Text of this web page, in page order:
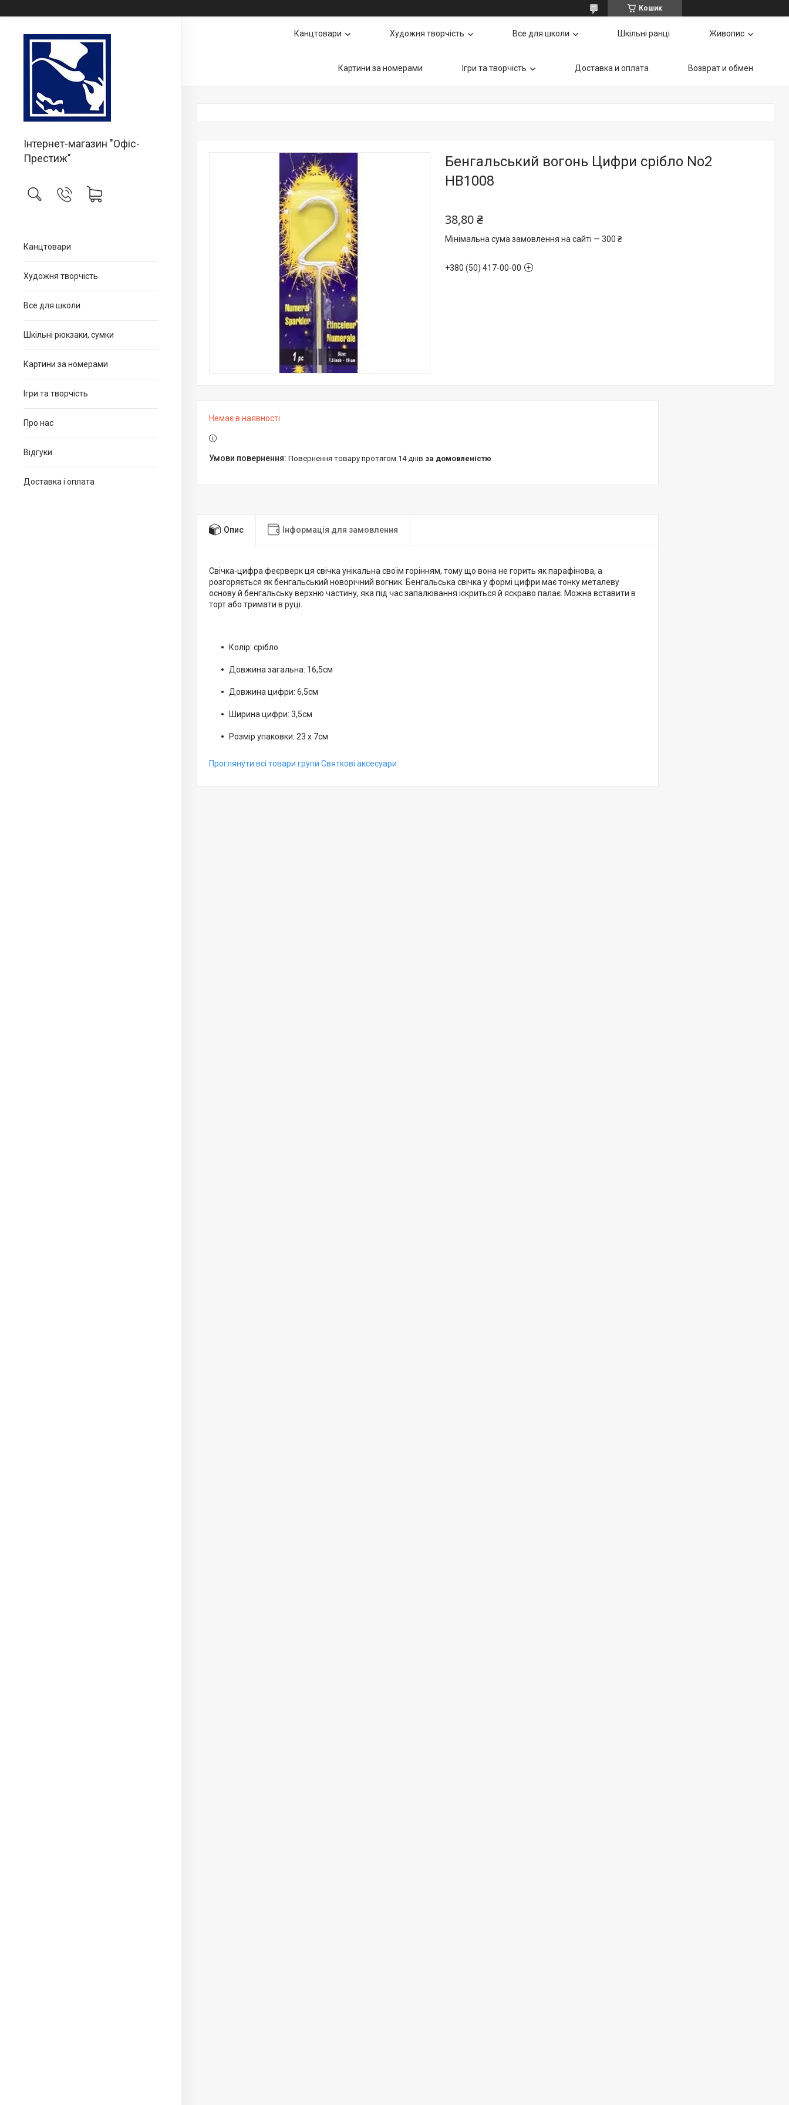
Кошик
Інтернет-магазин "Офіс-
Престиж"
Канцтовари
Художня творчість
Все для школи
Шкільні рюкзаки, сумки
Картини за номерами
Ігри та творчість
Про нас
Відгуки
Доставка і оплата
Канцтовари Художня творчість Все для школи Шкільні ранці Живопис
Картини за номерами Ігри та творчість Доставка и оплата Возврат и обмен
Бенгальський вогонь Цифри срібло No2
HB1008
38,80 ₴
Мінімальна сума замовлення на сайті — 300 ₴
+380 (50) 417-00-00
Немає в наявності
повернення товару протягом 14 днів за домовленістю
Опис Інформація для замовлення
Свічка-цифра феєрверк ця свічка унікальна своїм горінням, тому що вона не горить як парафінова, а
розгоряється як бенгальський новорічний вогник. Бенгальська свічка у формі цифри має тонку металеву
основу й бенгальську верхню частину, яка під час запалювання іскриться й яскраво палає. Можна вставити в
торт або тримати в руці.
Колір: срібло
Довжина загальна: 16,5см
Довжина цифри: 6,5см
Ширина цифри: 3,5см
Розмір упаковки: 23 х 7см
Проглянути всі товари групи Святкові аксесуари